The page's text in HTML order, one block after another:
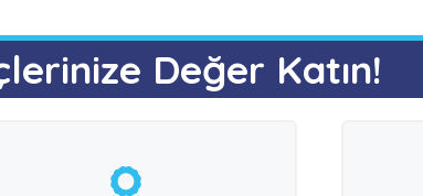
Değer Katın!